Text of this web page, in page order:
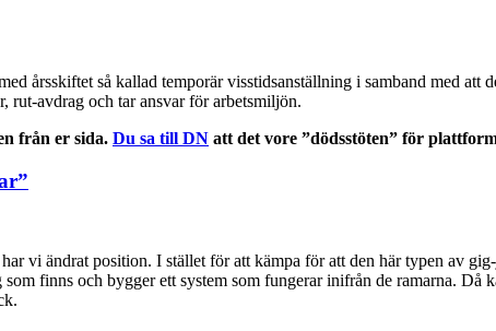
årsskiftet så kallad temporär visstidsanställning i samband med att
rut-avdrag och tar ansvar för arbetsmiljön.
från er sida. Du sa till DN att det vore ”dödsstöten” för
vi ändrat position. I stället för att kämpa för att den här typen av
finns och bygger ett system som fungerar inifrån de ramarna.